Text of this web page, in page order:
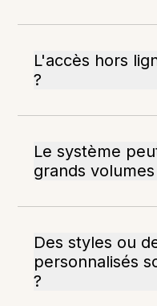
L'accès hors
?
Le système
grands
Des styles ou
personnalisés
?